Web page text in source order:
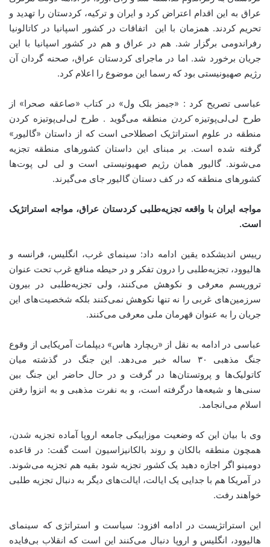
عراق به این اقدام اعتراض کرد و ایران و ترکیه، کردستان را تهدید و
تحریم کردند. همزمان با این اتفاقات در کشور اسپانیا در کاتالونیا
رفراندومی برگزار شد. هم در عراق و هم در کشور اسپانیا با این
جریان برخورد شد. اما در ماجرای کردستان عراق، صحنه گردان آن
رژیم صهیونیستی بود که رسما این موضوع را اعلام کرد.
عباسی تصریح کرد : «جیمز بلک ول» در کتاب «صاعقه صحرا» از
طرح لی‌لی‌پوتیزه کردن منطقه می‌گوید . طرح لی‌لی‌پوتیزه کردن
منطقه در علوم استراتژیک اصطلاحی است که از داستان «گالیور»
گرفته شده است. بر مبنای این داستان کشورهای منطقه تجزیه
می‌شوند. گالیور همان رژیم صهیونیستی است و لی لی پوت‌ها
کشورهای منطقه که در کف دستان گالیور جای می‌گیرند.
مواجه ایران با واقعه تجزیه‌‌طلبی کردستان عراق، مواجه استراتژیک
است.
رییس اندیشکده یقین ادامه داد: سینمای غرب، انگلیس، فرانسه و
هالیوود، تجزیه‌‌طلبی را درون تفکر و در حیطه منافع غرب تحت عنوان
تروریسم معرفی و نکوهش می‌کنند، ولی تجزیه‌‌طلبی در بیرون
سرزمین‌های غربی را نه تنها نکوهش نمی‌کنند بلکه شخصیت‌های این
جریان را به عنوان قهرمان ملی معرفی می‌کنند.
عباسی در ادامه به نقل از «ریچارد هاس» دیپلمات آمریکایی از وقوع
جنگ مذهبی ۳۰ ساله خبر می‌دهد. این جنگ در گذشته میان
کاتولیک‌ها و پروتستان‌ها در گرفت و در حال حاضر این جنگ بین
سنی‌ها و شیعه‌ها درگرفته است، و به نفرت مذهبی و به انزوا رفتن
اسلام می‌انجامد.
وی با بیان این که وضعیت موزاییکی جامعه اروپا آماده تجزیه شدن،
همچون منطقه بالکان و روند بالکانیزاسیون است گفت: در قاعده
دومینو اگر اجازه دهید یک کشور تجزیه شود بقیه هم تجزیه می‌شوند.
در آمریکا هم با جدایی یک ایالت، ایالت‌های دیگر به دنبال تجزیه‌ طلبی
خواهند رفت.
این استراتژیست در ادامه افزود: سیاست و استراتژی که سینمای
هالیوود، انگلیس و اروپا دنبال می‌کنند این است که انقلاب بی‌فایده